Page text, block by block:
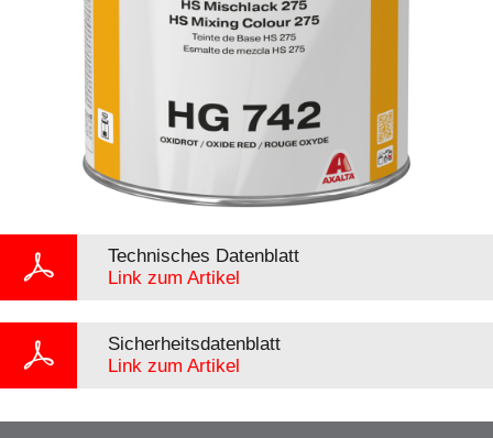
Technisches Datenblatt
Link zum Artikel
Sicherheitsdatenblatt
Link zum Artikel